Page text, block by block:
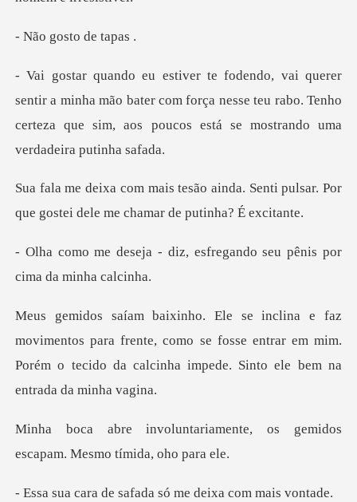
osto de
minha mão bater com força nesse teu rabo. Tenho
certeza que s
da. Senti pulsar. Por
que gostei del
z, esfregando seu pênis po
s para frente, como se fosse entrar em mim.
Porém o tecido
amente, os gemidos
escapam.
safada só me deix